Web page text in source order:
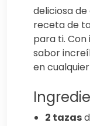
deliciosa
receta de
para ti.
sabor
en
2 tazas